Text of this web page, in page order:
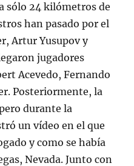
sólo 24 kilómetros de
han pasado por el
Artur Yusupov y
jugadores
Acevedo, Fernando
Posteriormente, la
durante la
un vídeo en el que
y como se había
Nevada. Junto con